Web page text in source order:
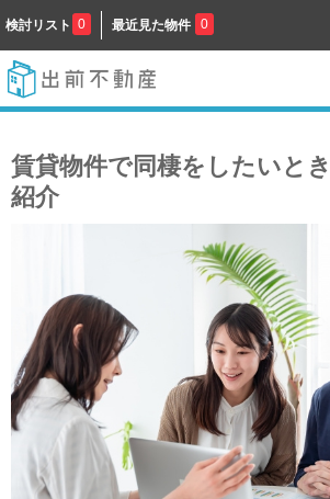
検討リスト 0 最近見た物件 0
賃貸物件で同棲をしたいと
紹介